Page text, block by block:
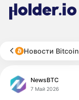
Новости Bitcoin
NewsBTC
7 Май 2026